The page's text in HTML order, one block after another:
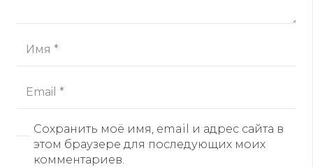
Сохранить моё имя, email и адрес сайта в
этом браузере для последующих моих
комментариев.